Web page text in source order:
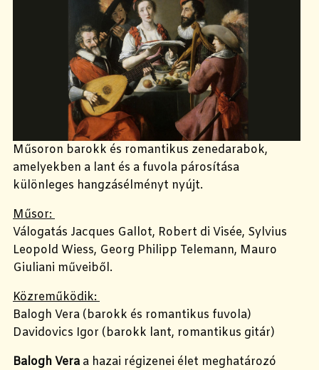
Műsoron barokk és romantikus zenedarabok,
amelyekben a lant és a fuvola párosítása
különleges hangzásélményt nyújt.
Műsor:
Válogatás Jacques Gallot, Robert di Visée, Sylvius
Leopold Wiess, Georg Philipp Telemann, Mauro
Giuliani műveiből.
Közreműködik:
Balogh Vera (barokk és romantikus fuvola)
Davidovics Igor (barokk lant, romantikus gitár)
Balogh Vera a hazai régizenei élet meghatározó